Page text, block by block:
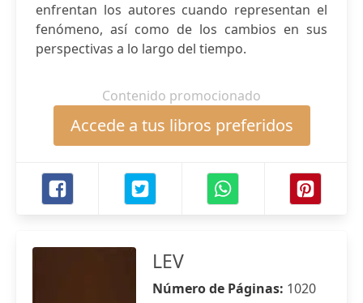
enfrentan los autores cuando representan el
fenómeno, así como de los cambios en sus
perspectivas a lo largo del tiempo.
Contenido promocionado
Accede a tus libros preferidos
LEV
Número de Páginas: 1020